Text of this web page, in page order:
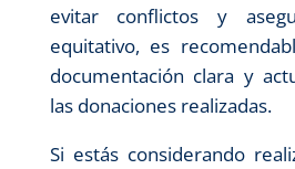
evitar conflictos y
equitativo, es
documentación clara y
las donaciones realizadas.
Si estás considerando